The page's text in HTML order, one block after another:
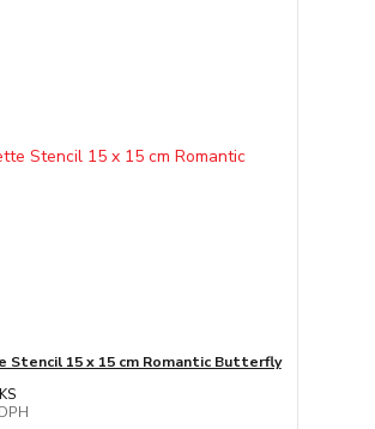
Stencil 15 x 15 cm Romantic Butterfly